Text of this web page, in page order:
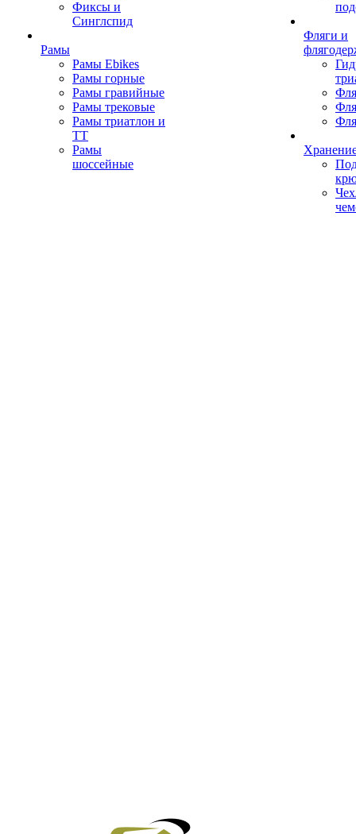
Фиксы и
Синглспид
Рамы
Рамы Ebikes
Рамы горные
Рамы гравийные
Рамы трековые
Рамы триатлон и
ТТ
Рамы
шоссейные
Фляги и